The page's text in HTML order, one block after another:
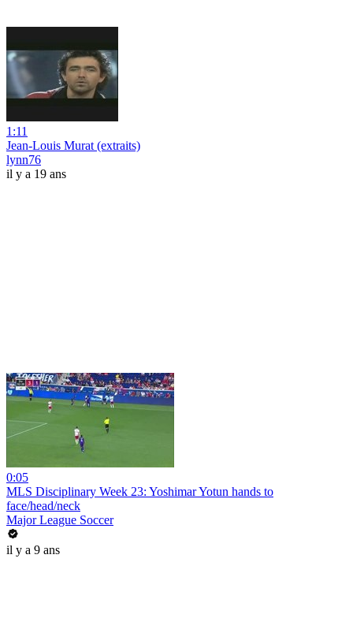
1:11
Jean-Louis Murat (extraits)
lynn76
il y a 19 ans
0:05
MLS Disciplinary Week 23: Yoshimar Yotun hands to
face/head/neck
Major League Soccer
il y a 9 ans